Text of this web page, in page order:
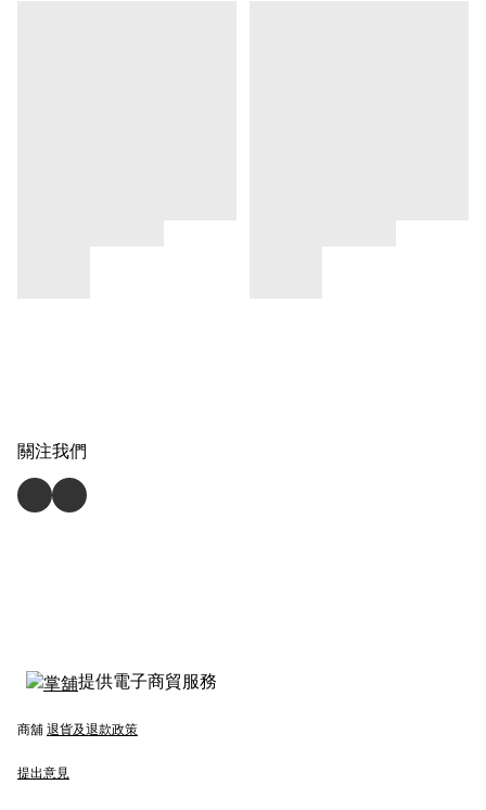
關注我們
提供電子商貿服務
商舖 退貨及退款政策
提出意見